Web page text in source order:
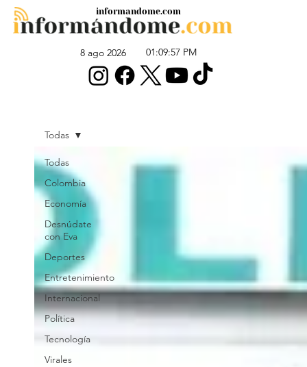
8 ago 2026 01:09:57 PM
informandome.com
Todas
Colombia
Economía
Desnúdate
con Eva
Deportes
Entretenimiento
Internacional
Política
Tecnología
Virales
Todas